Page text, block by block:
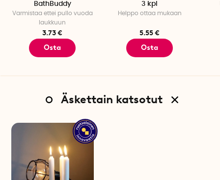
BathBuddy
Varmistaa ettei pullo vuoda
laukkuun
3.73 €
Osta
3 kpl
Helppo ottaa mukaan
5.55 €
Osta
Äskettain katsotut